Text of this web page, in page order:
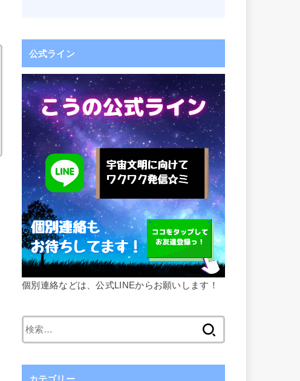
公式ライン
個別連絡などは、公式LINEからお願いします！
カテゴリー